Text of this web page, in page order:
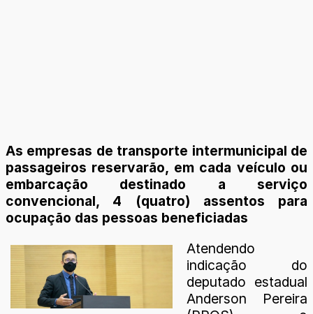
As empresas de transporte intermunicipal de
passageiros reservarão, em cada veículo ou
embarcação destinado a serviço
convencional, 4 (quatro) assentos para
ocupação das pessoas beneficiadas
Atendendo
indicação do
deputado estadual
Anderson Pereira